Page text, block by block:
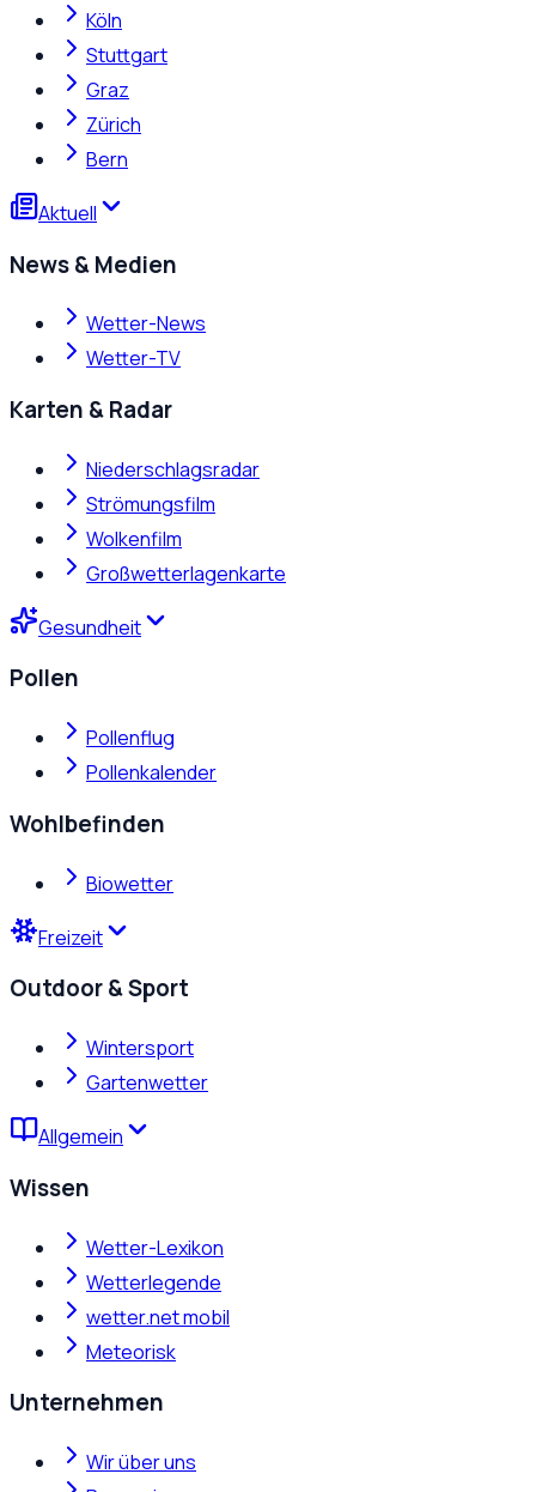
Köln
Stuttgart
Graz
Zürich
Bern
Aktuell
News & Medien
Wetter-News
Wetter-TV
Karten & Radar
Niederschlagsradar
Strömungsfilm
Wolkenfilm
Großwetterlagenkarte
Gesundheit
Pollen
Pollenflug
Pollenkalender
Wohlbefinden
Biowetter
Freizeit
Outdoor & Sport
Wintersport
Gartenwetter
Allgemein
Wissen
Wetter-Lexikon
Wetterlegende
wetter.net mobil
Meteorisk
Unternehmen
Wir über uns